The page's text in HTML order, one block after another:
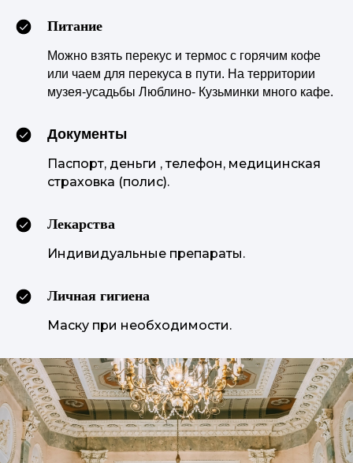
Питание
Можно взять перекус и термос с горячим кофе
или чаем для перекуса в пути. На территории
музея-усадьбы Люблино- Кузьминки много кафе.
Документы
Паспорт, деньги , телефон, медицинская
страховка (полис).
Лекарства
Индивидуальные препараты.
Личная гигиена
Маску при необходимости.